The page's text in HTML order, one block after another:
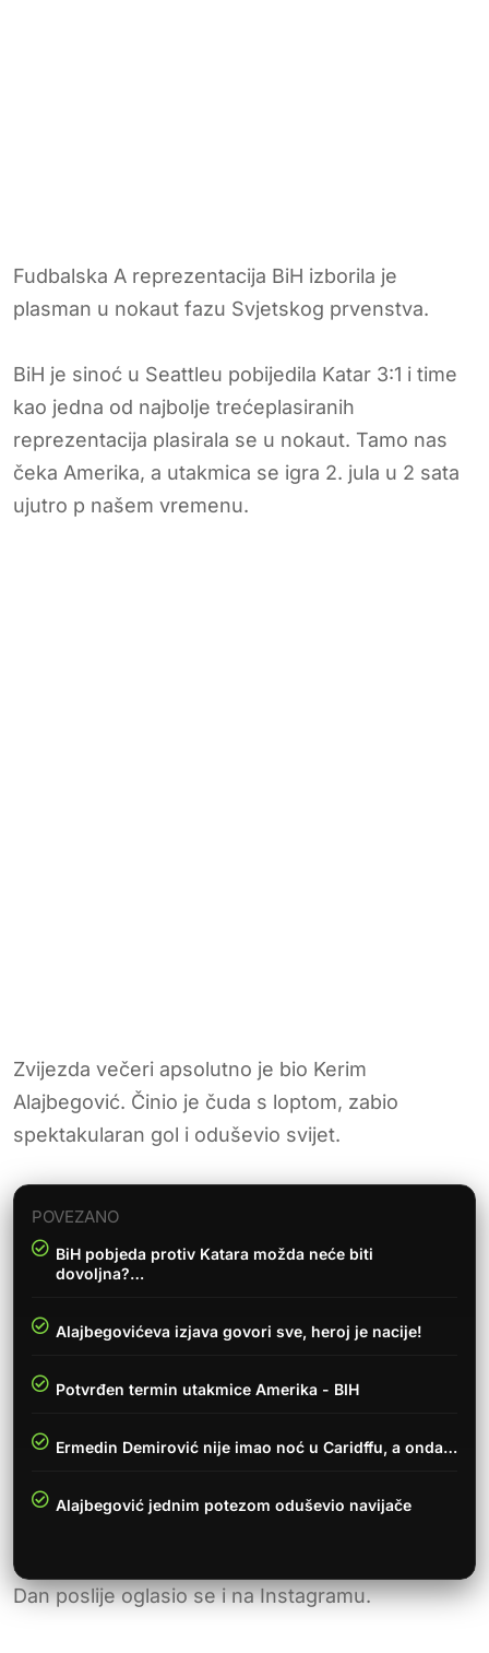
Fudbalska A reprezentacija BiH izborila je
plasman u nokaut fazu Svjetskog prvenstva.
BiH je sinoć u Seattleu pobijedila Katar 3:1 i time
kao jedna od najbolje trećeplasiranih
reprezentacija plasirala se u nokaut. Tamo nas
čeka Amerika, a utakmica se igra 2. jula u 2 sata
ujutro p našem vremenu.
Zvijezda večeri apsolutno je bio Kerim
Alajbegović. Činio je čuda s loptom, zabio
spektakularan gol i oduševio svijet.
POVEZANO
BiH pobjeda protiv Katara možda neće biti
dovoljna?…
Alajbegovićeva izjava govori sve, heroj je nacije!
Potvrđen termin utakmice Amerika - BIH
Ermedin Demirović nije imao noć u Caridffu, a onda…
Alajbegović jednim potezom oduševio navijače
Dan poslije oglasio se i na Instagramu.